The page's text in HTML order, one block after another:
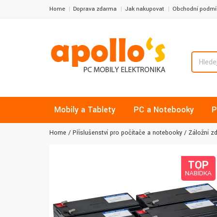
Home Doprava zdarma Jak nakupovat Obchodní
Mobily a Tablety PC a Notebooky
Home Příslušenství pro počítače a notebooky Záložní
TOP
NABÍDKA